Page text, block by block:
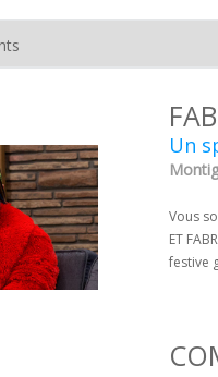
Un
Vous
ET
festive